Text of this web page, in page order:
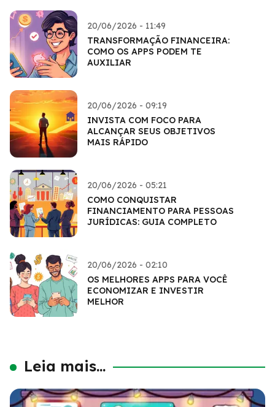
20/06/2026 - 11:49
TRANSFORMAÇÃO FINANCEIRA:
COMO OS APPS PODEM TE
AUXILIAR
20/06/2026 - 09:19
INVISTA COM FOCO PARA
ALCANÇAR SEUS OBJETIVOS
MAIS RÁPIDO
20/06/2026 - 05:21
COMO CONQUISTAR
FINANCIAMENTO PARA PESSOAS
JURÍDICAS: GUIA COMPLETO
20/06/2026 - 02:10
OS MELHORES APPS PARA VOCÊ
ECONOMIZAR E INVESTIR
MELHOR
Leia mais...